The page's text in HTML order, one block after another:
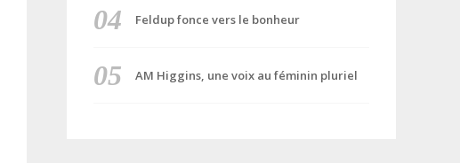
Feldup fonce vers le bonheur
AM Higgins, une voix au féminin pluriel